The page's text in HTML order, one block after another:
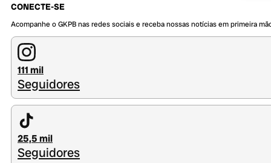
CONECTE-SE
Acompanhe o GKPB nas redes sociais e receba nossas notícias em primeira
111 mil
Seguidores
25,5 mil
Seguidores